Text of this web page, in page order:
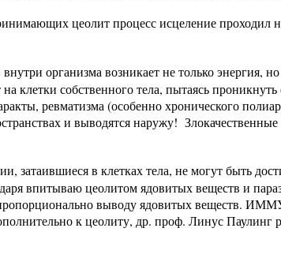
цеолит процесс исцеление проходил
организма возникает не только энергия,
собственного тела, пытаясь
ревматизма (особенно хронического
выводятся наружу! Злокачественные
в клетках тела, не могут быть
впитываю цеолитом ядовитых веществ и
пропорционально выводу ядовитых
к цеолиту, др. проф. Линус Паулинг